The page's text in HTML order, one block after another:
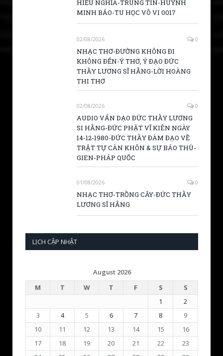
HIẾU NGHĨA-TRUNG TÍN-HUỲNH
MINH BẢO-TU HỌC VÔ VI 0017
02/08/2026 0
NHẠC THƠ-ĐƯỜNG KHÔNG ĐI
KHÔNG ĐẾN-Ý THƠ, Ý ĐẠO ĐỨC
THẦY LƯƠNG SĨ HẰNG-LỜI HOÀNG
THI THƠ
02/08/2026 0
AUDIO VẤN DẠO ĐỨC THẦY LƯƠNG
SI HẰNG-ĐỨC PHẬT VĨ KIÊN NGÀY
14-12-1980-ĐỨC THẦY ĐÀM ĐẠO VỀ
TRẬT TỰ CÀN KHÔN & SỰ BÁO THÙ-
GIEN-PHÁP QUỐC
01/08/2026 0
NHẠC THƠ-TRỒNG CÂY-ĐỨC THẦY
LƯƠNG SĨ HẰNG
LỊCH CẬP NHẬT
August 2026
M
T W T F S
S
1
2
3
4 5 6 7 8
9
10
11 12 13 14 15
16
17
18 19 20 21 22
23